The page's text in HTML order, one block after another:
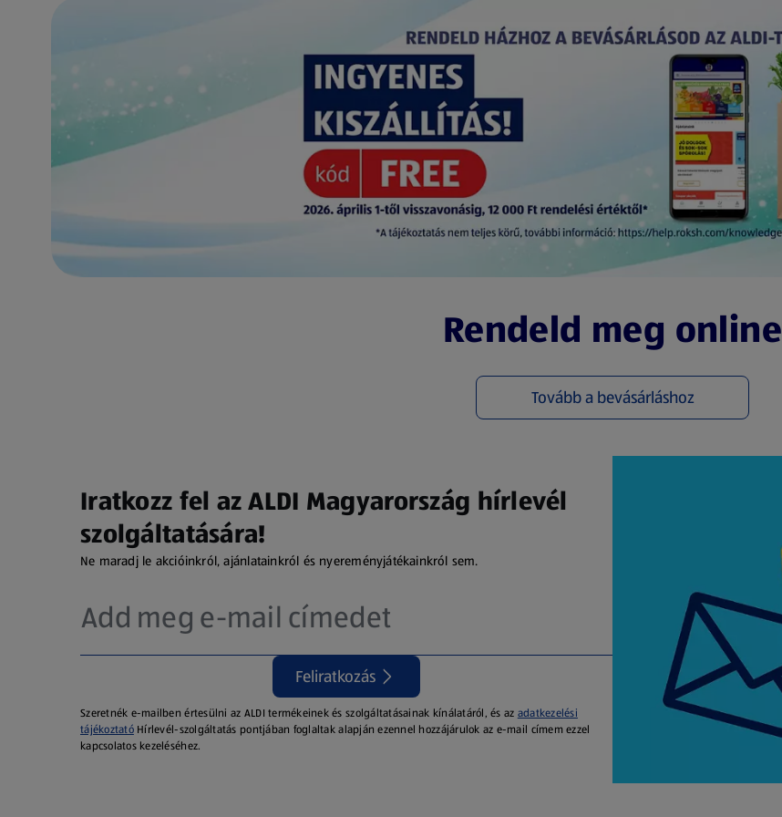
(új oldalon nyílik meg)
Rendeld meg online
Tovább a bevásárláshoz
(új oldalon nyílik meg)
Iratkozz fel az ALDI Magyarország hírlevél
szolgáltatására!
Ne maradj le akcióinkról, ajánlatainkról és nyereményjátékainkról sem.
Feliratkozás
Szeretnék e-mailben értesülni az ALDI termékeinek és szolgáltatásainak kínálatáról, és az adatkezelési
tájékoztatóHírlevél-szolgáltatás pontjában foglaltak alapján ezennel hozzájárulok az e-mail címem ezzel
kapcsolatos kezeléséhez.